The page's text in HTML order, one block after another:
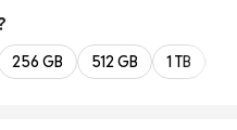
256 GB 512 GB 1 TB